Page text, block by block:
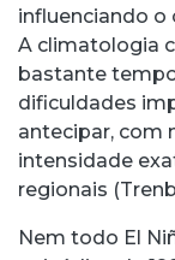
influenciando o
A climatologia
bastante
dificuldades
antecipar, com
intensidade
regionais
Nem todo El